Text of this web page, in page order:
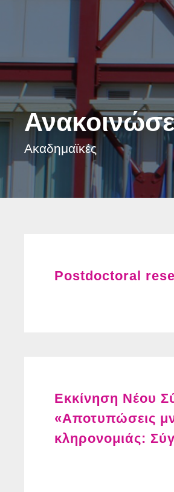
Ακαδημαϊκές
Postdoctoral
Εκκίνηση Νέου
«Αποτυπώσεις
κληρονομιάς: